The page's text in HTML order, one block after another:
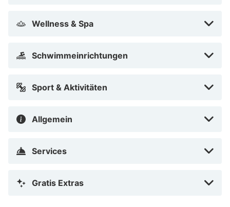
befindet sich in einer ruhigen, grünen Gegend im Dorf
Stadt entfernt. Es liegt am Waldrand, ideal für herrliche
Wellness & Spa
Schwimmeinrichtungen
Sport & Aktivitäten
Allgemein
Services
Gratis Extras